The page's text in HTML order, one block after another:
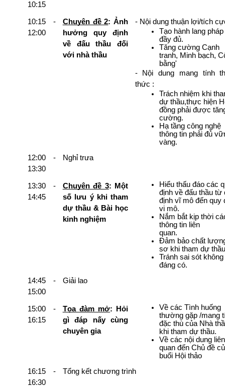
10:15
10:15 -
12:00
Chuyên đề 2: Ảnh
hưởng quy định
về đấu thầu đối
với nhà thầu
- Nội dung thuận lợi/tích
Tạo hành lang pháp
đầy đủ.
Tăng cường Cạnh
tranh, Minh bạch,
bằng'
- Nội dung mang tính
thức :
Trách nhiệm khi
dự thầu,thực hiện
đồng phải được
cường.
Hạ tầng công nghệ
thông tin phải đủ
vàng.
12:00 -
13:30
Nghỉ trưa
13:30 -
14:45
Chuyên đề 3: Một
số lưu ý khi tham
dự thầu & Bài học
kinh nghiệm
Hiểu thấu đáo các
định về đấu thầu từ
định vĩ mô đến quy
vi mô.
Nắm bắt kịp thời
thông tin liên
Đảm bảo chất
sơ khi tham dự
Tránh sai sót không
đáng có.
14:45 -
15:00
Giải lao
15:00 -
16:15
Tọa đàm mở: Hỏi
gì đáp nấy cùng
chuyên gia
Về các Tình huống
thường gặp /mang
đặc thù của Nhà
khi tham dự thầu.
Về các nội dung liên
quan đến Chủ đề
buổi Hội thảo
16:15 -
16:30
Tổng kết chương trình